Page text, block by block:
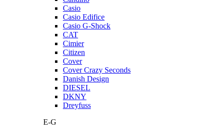
Casio
Casio Edifice
Casio G-Shock
CAT
Cimier
Citizen
Cover
Cover Crazy Seconds
Danish Design
DIESEL
DKNY
Dreyfuss
E-G